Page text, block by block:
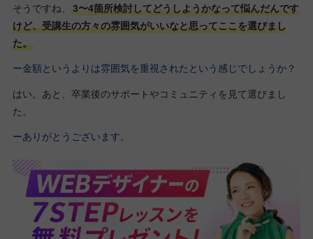
そうですね、
3〜4箇所検討してどうしようかなって悩んだんです
けど、受講生の方々の雰囲気がいいなと思ってここを選びまし
た。
ー金額というよりは雰囲気を重視されたという感じでしょうか？
はい。あと、卒業後のサポートやコミュニティを見て選びまし
た。
ーありがとうございます。